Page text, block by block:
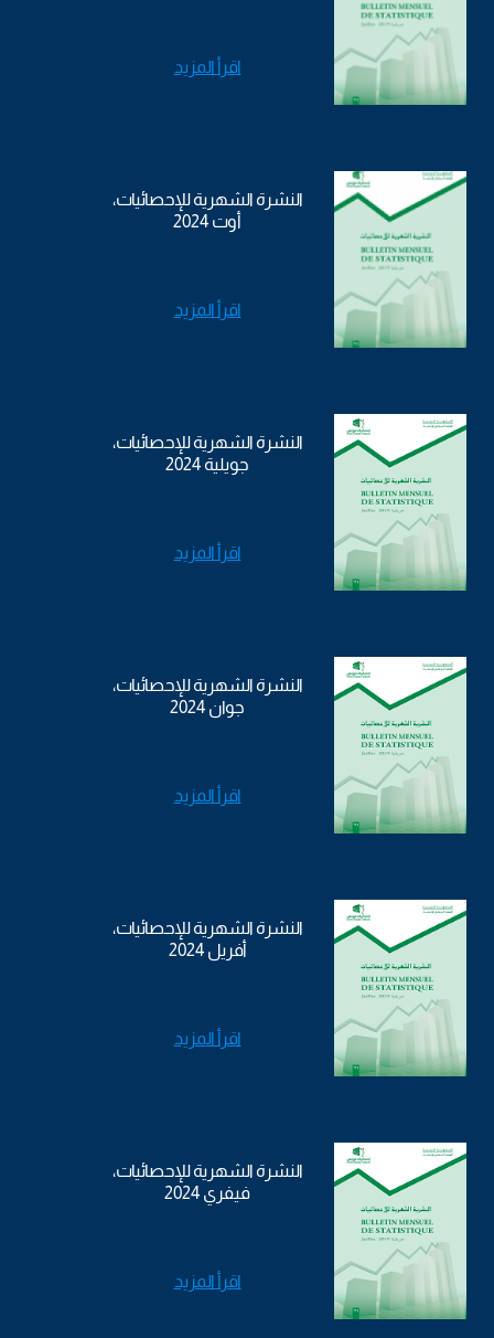
اقرأ المزيد
النشرة الشهرية للإحصائيات،
أوت 2024
اقرأ المزيد
النشرة الشهرية للإحصائيات،
جويلية 2024
اقرأ المزيد
النشرة الشهرية للإحصائيات،
جوان 2024
اقرأ المزيد
النشرة الشهرية للإحصائيات،
أفريل 2024
اقرأ المزيد
النشرة الشهرية للإحصائيات،
فيفري 2024
اقرأ المزيد